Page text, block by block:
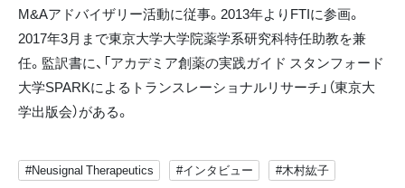
M&Aアドバイザリー活動に従事。2013年よりFTIに参画。
2017年3月まで東京大学大学院薬学系研究科特任助教を兼
任。監訳書に、「アカデミア創薬の実践ガイド スタンフォード
大学SPARKによるトランスレーショナルリサーチ」（東京大
学出版会）がある。
#Neusignal Therapeutics #インタビュー
#木村紘子